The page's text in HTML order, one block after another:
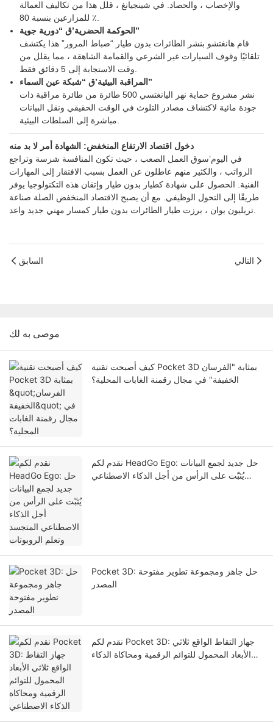
والإخصاب ، والحصاد. في شينجيانغ ، قلل هذا من تكاليف العمالة
للمزارعين بنسبة 80 ٪.
الحوكمة الحضرية’ق “دورية جوية”
قام هانغتشو بنشر الطائرات بدون طيار “ضباط المرور” هذا يكتشف
تلقائيًا وقوف السيارات غير الشرعي والقمامة الشاهقة ، مما يقلل من
وقت الاستجابة إلى 5 دقائق فقط.
المراقبة البيئية’ق “شبكة عين السماء”
نشر مشروع حماية نهر اليانغتسي 500 طائرة من طائرة مراقبة ذات
جودة مائية لاكتشاف مصادر التلوث في الوقت الحقيقي ونقل البيانات
مباشرة إلى السلطات البيئية.
دخول اقتصاد الارتفاع المنخفض: الشهادة أمر لا بد منه
في اليوم’سوق العمل الصعب ، حيث تكون المنافسة شرسة وتراجع
الرواتب ، والكثير منهم عاطلون عن العمل بسبب الافتقار إلى المهارات
الفنية. الحصول على شهادة كطيار بدون طيار وإتقان هذه التكنولوجيا يوفر
طريقًا إلى التحول الوظيفي. مع أن يصبح الاقتصاد المنخفض الصلة صناعة
تريليون يوان ، برزت طيار الطائرات بدون طيار كمسار مهني جديد واعد.
السابق التالي
موصى به لك
كيف أصبحت تقنية Pocket 3D بمثابة "الفرسان
الخفيفة" في مجال رقمنة الغابات المحلية؟
نقدم لكم HeadGo Ego: حل جديد لجمع البيانات
يُثبّت على الرأس من أجل الذكاء الاصطناعي
Pocket 3D: حل جاهز ومجموعة تطوير مفتوحة
المصدر
نقدم لكم Pocket 3D: جهاز التقاط الواقع ثلاثي
الأبعاد المحمول للتوائم الرقمية ومحاكاة الذكاء